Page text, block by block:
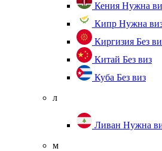
Кения Нужна
Кипр Нужна
Киргизия Без
Китай Без виз
Куба Без виз
л
Ливан Нужна
м